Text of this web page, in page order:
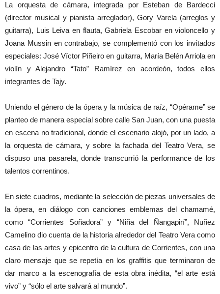
La orquesta de cámara, integrada por Esteban de Bardecci
(director musical y pianista arreglador), Gory Varela (arreglos y
guitarra), Luis Leiva en flauta, Gabriela Escobar en violoncello y
Joana Mussin en contrabajo, se complementó con los invitados
especiales: José Víctor Piñeiro en guitarra, María Belén Arriola en
violín y Alejandro “Tato” Ramírez en acordeón, todos ellos
integrantes de Tajy.
Uniendo el género de la ópera y la música de raíz, “Opérame” se
planteo de manera especial sobre calle San Juan, con una puesta
en escena no tradicional, donde el escenario alojó, por un lado, a
la orquesta de cámara, y sobre la fachada del Teatro Vera, se
dispuso una pasarela, donde transcurrió la performance de los
talentos correntinos.
En siete cuadros, mediante la selección de piezas universales de
la ópera, en diálogo con canciones emblemas del chamamé,
como “Corrientes Soñadora” y “Niña del Ñangapirí”, Nuñez
Camelino dio cuenta de la historia alrededor del Teatro Vera como
casa de las artes y epicentro de la cultura de Corrientes, con una
claro mensaje que se repetía en los graffitis que terminaron de
dar marco a la escenografía de esta obra inédita, “el arte está
vivo” y “sólo el arte salvará al mundo”.